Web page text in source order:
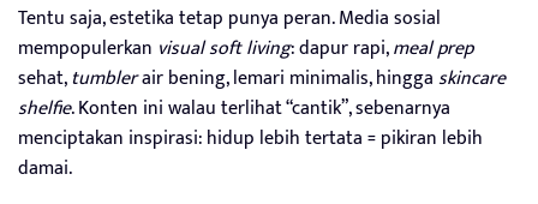
Tentu saja, estetika tetap punya peran. Media sosial
mempopulerkan visual soft living: dapur rapi,meal prep
sehat,tumblerair bening, lemari minimalis, hinggaskincare
shelfie. Konten ini walau terlihat “cantik”, sebenarnya
menciptakan inspirasi: hidup lebih tertata = pikiran lebih
damai.